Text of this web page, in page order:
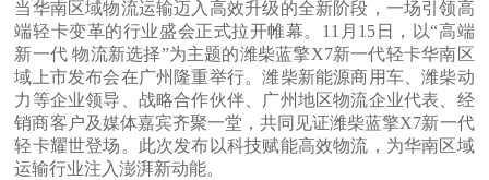
当华南区域物流运输迈入高效升级的全新阶段，一场引领高
端轻卡变革的行业盛会正式拉开帷幕。11月15日，以“高端
新一代 物流新选择”为主题的潍柴蓝擎X7新一代轻卡华南区
域上市发布会在广州隆重举行。潍柴新能源商用车、潍柴动
力等企业领导、战略合作伙伴、广州地区物流企业代表、经
销商客户及媒体嘉宾齐聚一堂，共同见证潍柴蓝擎X7新一代
轻卡耀世登场。此次发布以科技赋能高效物流，为华南区域
运输行业注入澎湃新动能。